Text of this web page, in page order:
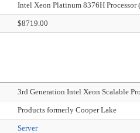
Intel Xeon Platinum 8376H
$8719.00
3rd Generation Intel Xeon Scalable
Products formerly Cooper Lake
Server